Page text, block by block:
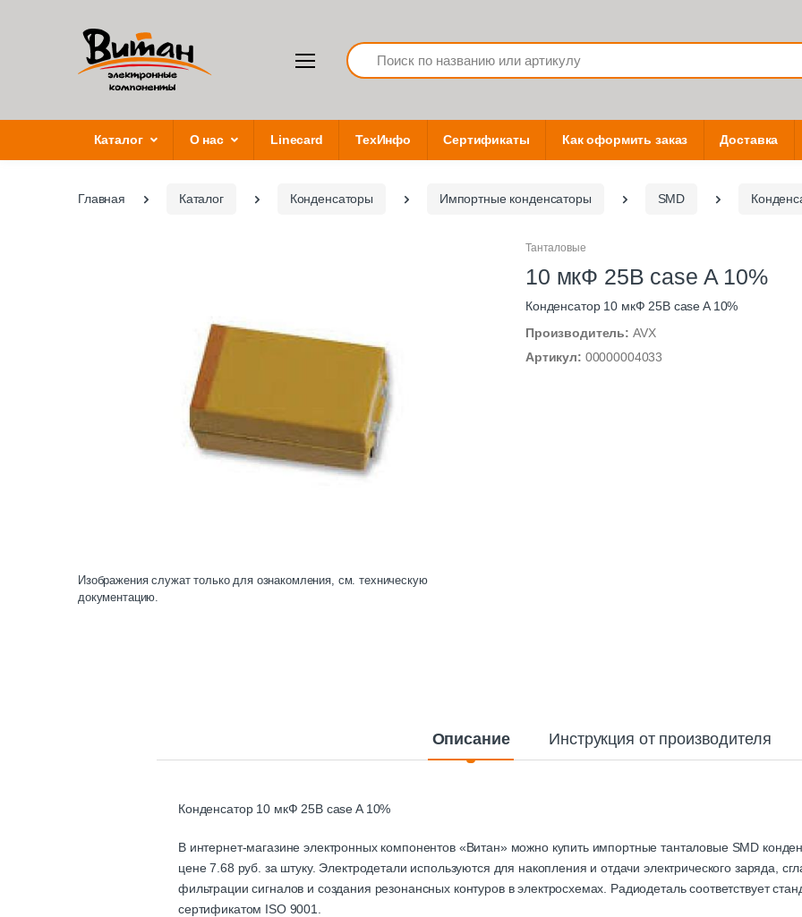
Search
Каталог О нас Linecard ТехИнфо Сертификаты Как оформить заказ Доставка
Главная Каталог Конденсаторы Импортные конденсаторы SMD
Изображения служат только для ознакомления, см. техническую
документацию.
Танталовые
10 мкФ 25В case A 10%
Конденсатор 10 мкФ 25В case A 10%
Производитель: AVX
Артикул: 00000004033
Описание Инструкция от производителя
Конденсатор 10 мкФ 25В case A 10%
В интернет-магазине электронных компонентов «Витан» можно купить импортные танталовые SMD
цене 7.68 руб. за штуку. Электродетали используются для накопления и отдачи электрического заряда,
фильтрации сигналов и создания резонансных контуров в электросхемах. Радиодеталь соответствует
сертификатом ISO 9001.